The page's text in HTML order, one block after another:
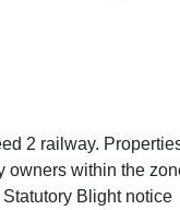
2 railway.
within the
Blight notice